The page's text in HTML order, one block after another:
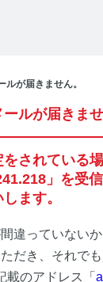
ルが届きません。
ルが届きませ
されている
」を受
ます。
違っていない
だき、それで
載のアドレス「